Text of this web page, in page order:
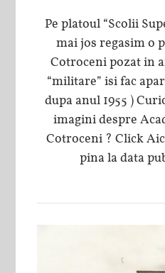
Pe platoul “Scolii
mai jos regasim o
Cotroceni pozat in
“militare” isi fac
dupa anul 1955 )
imagini despre
Cotroceni ? Click
pina la data